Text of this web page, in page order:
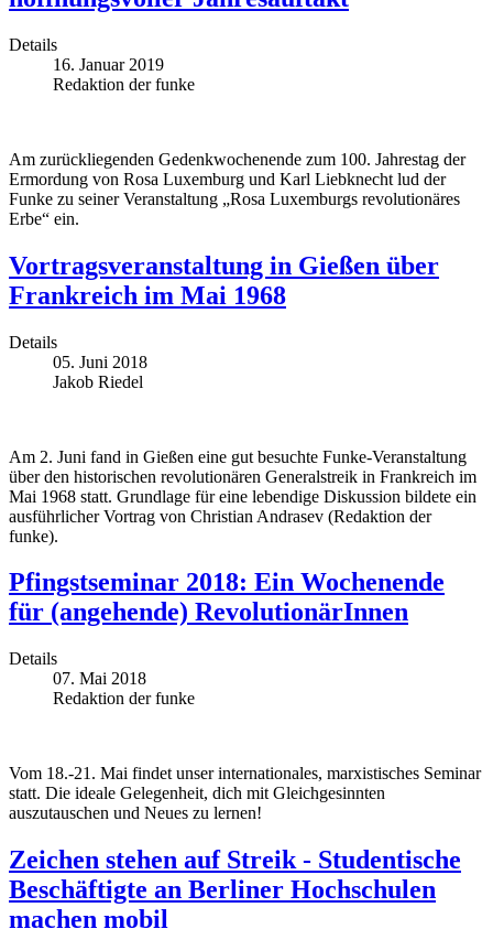
Details
16. Januar 2019
Redaktion der funke
Am zurückliegenden Gedenkwochenende zum 100. Jahrestag der
Ermordung von Rosa Luxemburg und Karl Liebknecht lud der
Funke zu seiner Veranstaltung „Rosa Luxemburgs revolutionäres
Erbe“ ein.
Vortragsveranstaltung in Gießen über
Frankreich im Mai 1968
Details
05. Juni 2018
Jakob Riedel
Am 2. Juni fand in Gießen eine gut besuchte Funke-Veranstaltung
über den historischen revolutionären Generalstreik in Frankreich im
Mai 1968 statt. Grundlage für eine lebendige Diskussion bildete ein
ausführlicher Vortrag von Christian Andrasev (Redaktion der
funke).
Pfingstseminar 2018: Ein Wochenende
für (angehende) RevolutionärInnen
Details
07. Mai 2018
Redaktion der funke
Vom 18.-21. Mai findet unser internationales, marxistisches Seminar
statt. Die ideale Gelegenheit, dich mit Gleichgesinnten
auszutauschen und Neues zu lernen!
Zeichen stehen auf Streik - Studentische
Beschäftigte an Berliner Hochschulen
machen mobil